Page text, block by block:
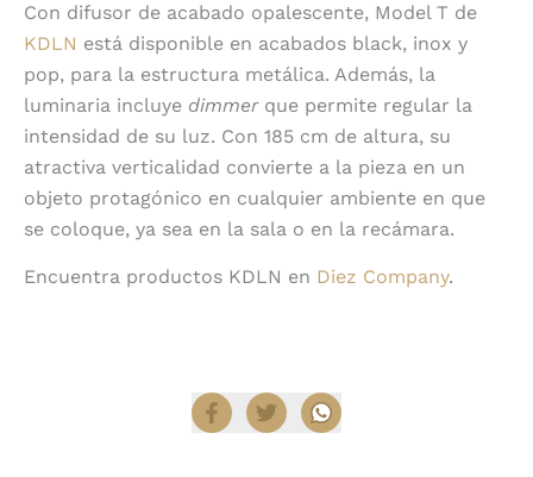
Con difusor de acabado opalescente, Model T de
KDLN está disponible en acabados black, inox y
pop, para la estructura metálica. Además, la
luminaria incluye dimmerque permite regular la
intensidad de su luz. Con 185 cm de altura, su
atractiva verticalidad convierte a la pieza en un
objeto protagónico en cualquier ambiente en que
se coloque, ya sea en la sala o en la recámara.
Encuentra productos KDLN en Diez Company.